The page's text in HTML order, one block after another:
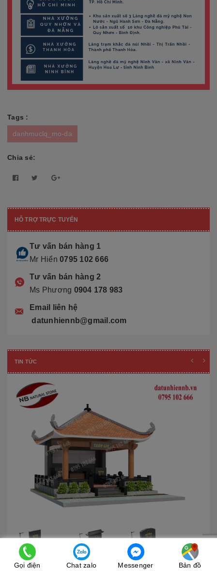
Tags :
danhmuclq_mo-da
Chia sẻ:
HỖ TRỢ TRỰC TUYẾN
Tư vấn bán hàng 1
Mr Hiển 0795 102 666
Tư vấn bán hàng 2
Ms Phương 0904 178 983
Email liên hệ
datunhiennb@gmail.com
TIN TỨC
Gọi điện Chat zalo Messenger Bản đồ